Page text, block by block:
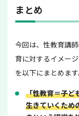
まとめ
今回は、性教育講
育に対するイメー
を以下にまとめます
「性教育＝子ど
生きていくため